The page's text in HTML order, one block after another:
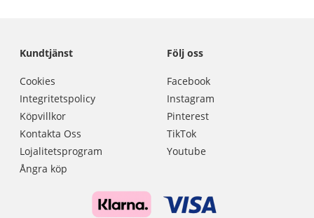
Kundtjänst
Cookies
Integritetspolicy
Köpvillkor
Kontakta Oss
Lojalitetsprogram
Ångra köp
Följ oss
Facebook
Instagram
Pinterest
TikTok
Youtube